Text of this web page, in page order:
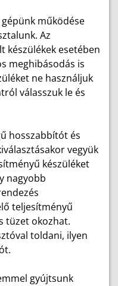
működése
Az
készülékek esetében
meghibásodás is
ne használjuk
válasszuk le és
hosszabbítót és
vegyük
készüléket
nagyobb
teljesítményű
tüzet okozhat.
toldani, ilyen
gyújtsunk